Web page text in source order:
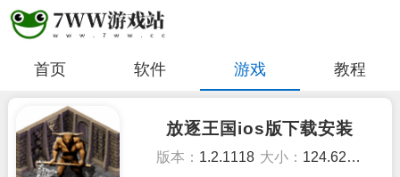
首页 软件 游戏 教程
放逐王国ios版下载安装
版本： 1.2.1118 大小： 124.62MB